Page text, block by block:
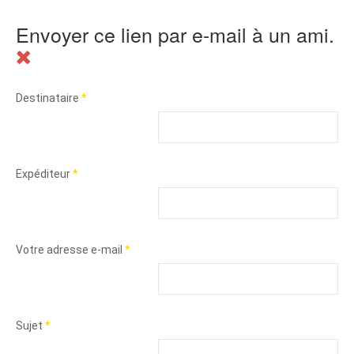
Envoyer ce lien par e-mail à un ami.
Destinataire *
Expéditeur*
Votre adresse e-mail *
Sujet *